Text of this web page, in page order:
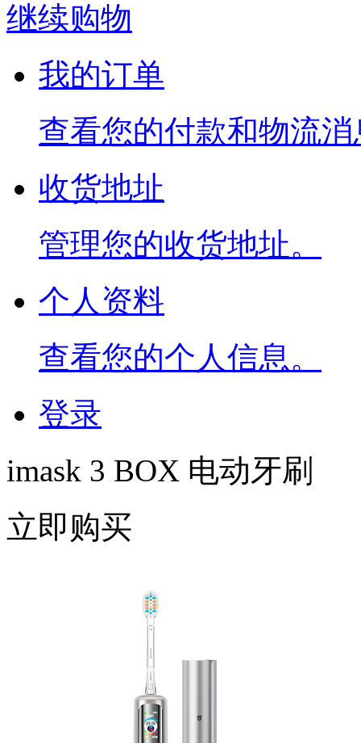
继续购物
我的订单
查看您的付款和物流消
收货地址
管理您的收货地址。
个人资料
查看您的个人信息。
登录
imask 3 BOX 电动牙刷
立即购买